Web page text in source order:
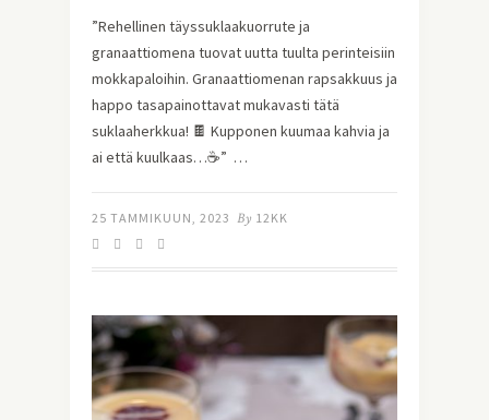
”Rehellinen täyssuklaakuorrute ja
granaattiomena tuovat uutta tuulta perinteisiin
mokkapaloihin. Granaattiomenan rapsakkuus ja
happo tasapainottavat mukavasti tätä
suklaaherkkua! 🍫 Kupponen kuumaa kahvia ja
ai että kuulkaas…☕” …
25 TAMMIKUUN, 2023 By 12KK